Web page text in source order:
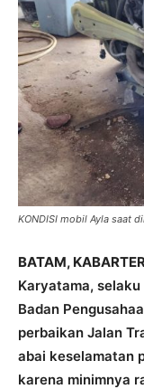
KONDISI mobil Ayla saat
BATAM,
Karyatama,
Badan
perbaikan Jalan
abai keselamatan
karena minimnya